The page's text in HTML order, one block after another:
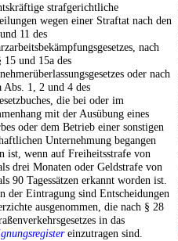
strafgerichtliche
wegen einer Straftat nach den
11 des
nach
15 und 15a des
oder nach
Abs. 1, 2 und 4 des
die bei oder im
mit der Ausübung eines
oder dem Betrieb einer sonstigen
Unternehmung begangen
ist, wenn auf Freiheitsstrafe von
drei Monaten oder Geldstrafe von
90 Tagessätzen erkannt worden ist.
der Eintragung sind Entscheidungen
ausgenommen, die nach § 28
in das
einzutragen sind.